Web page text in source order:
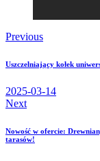
Previous
Uszczelniający kołek
2025-03-14
Next
Nowość w ofercie:
tarasów!